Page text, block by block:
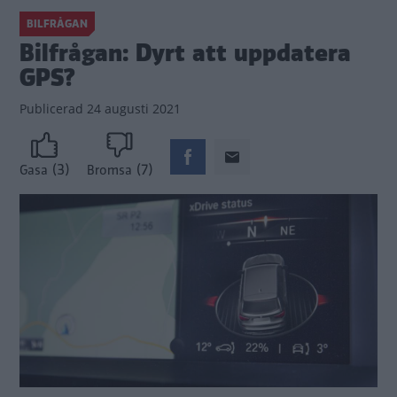
BILFRÅGAN
Bilfrågan: Dyrt att uppdatera
GPS?
Publicerad 24 augusti 2021
Gasa (3) Bromsa (7)